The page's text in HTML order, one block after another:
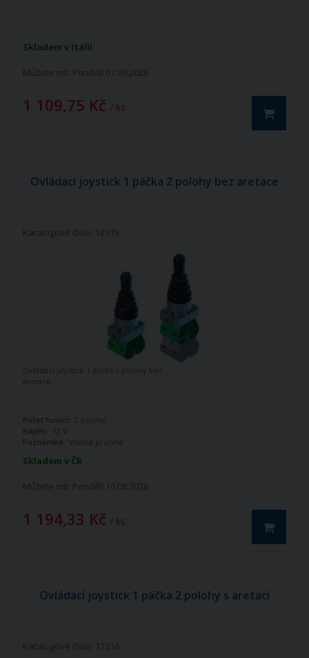
Skladem v Itálii
Můžete mít: Pondělí 07.09.2026
1 109,75 Kč / ks
Ovládací joystick 1 páčka 2 polohy bez aretace
Katalogové číslo: 12315
Skladem v ČR
Můžete mít: Pondělí 10.08.2026
1 194,33 Kč / ks
Ovládací joystick 1 páčka 2 polohy bez
aretace
Počet funkcí:
2 polohy
napětí:
12 V
Poznámka:
Vratná pružina
Ovládací joystick 1 páčka 2 polohy s aretací
Katalogové číslo: 12316